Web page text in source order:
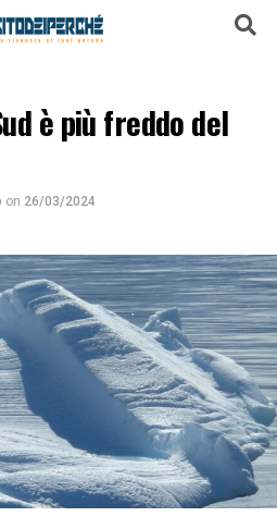
è più freddo del
on 26/03/2024